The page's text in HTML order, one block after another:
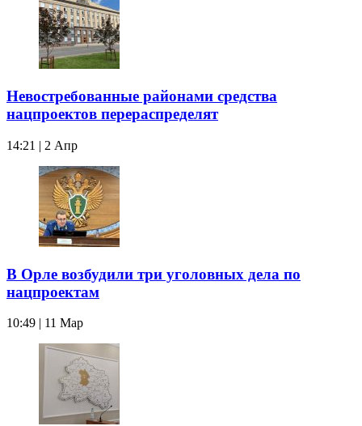
Невостребованные районами средства
нацпроектов перераспределят
14:21 | 2 Апр
В Орле возбудили три уголовных дела по
нацпроектам
10:49 | 11 Мар